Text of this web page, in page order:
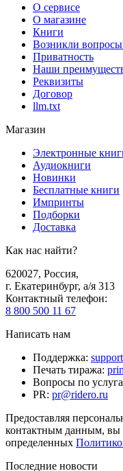
О сервисе
О магазине
Книги
Возникли
Приватность
Наши
Реквизиты
Договор
llm.txt
Магазин
Электронные
Аудиокниги
Новинки
Бесплатные книги
Импринты
Подборки
Доставка
Как нас найти?
620027, Россия,
г. Екатеринбург, а/я 313
Контактный телефон:
8 800 500 11 67
Написать нам
Поддержка:
Печать тиража:
Вопросы по
PR: pr@ridero.ru
Предоставляя
контактным данным, вы
определенных
Последние новости